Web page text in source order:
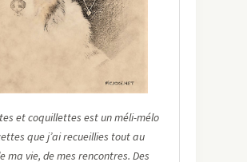
et coquillettes est un méli-mélo
que j’ai recueillies tout au
ma vie, de mes rencontres. Des